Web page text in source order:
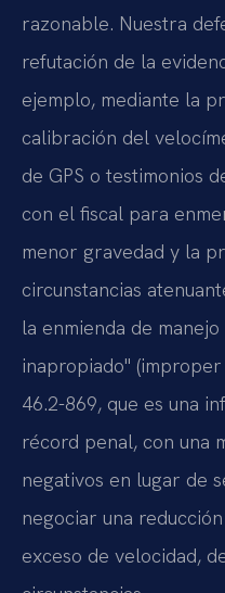
razonable. Nuestra
refutación de la
ejemplo, mediante la
calibración del
de GPS o testimonios
con el fiscal para
menor gravedad y la
circunstancias
la enmienda de
inapropiado"
46.2-869, que es una
récord penal, con una
negativos en lugar de
negociar una
exceso de velocidad,